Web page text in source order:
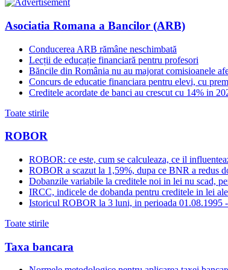
Asociatia Romana a Bancilor (ARB)
Conducerea ARB rămâne neschimbată
Lecții de educație financiară pentru profesori
Băncile din România nu au majorat comisioanele
Concurs de educatie financiara pentru elevi, cu
Creditele acordate de banci au crescut cu 14% in
Toate stirile
ROBOR
ROBOR: ce este, cum se calculeaza, ce il
ROBOR a scazut la 1,59%, dupa ce BNR a redus
Dobanzile variabile la creditele noi in lei nu scad,
IRCC, indicele de dobanda pentru creditele in lei
Istoricul ROBOR la 3 luni, in perioada 01.08.1995
Toate stirile
Taxa bancara